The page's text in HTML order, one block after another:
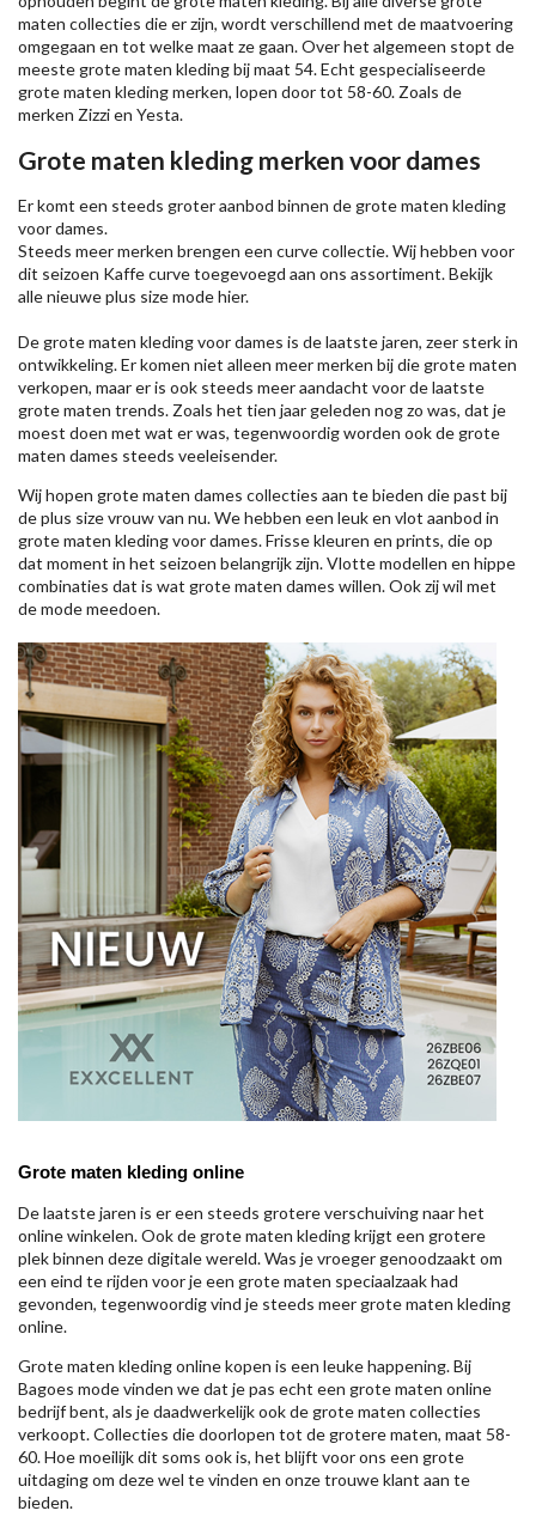
maten collecties die er zijn, wordt verschillend met de maatvoering
omgegaan en tot welke maat ze gaan. Over het algemeen stopt de
meeste grote maten kleding bij maat 54. Echt gespecialiseerde
grote maten kleding merken, lopen door tot 58-60. Zoals de
merken Zizzien Yesta.
Grote maten kleding merken voor dames
Er komt een steeds groter aanbod binnen de grote maten kleding
voor dames.
Steeds meer merken brengen een curve collectie. Wij hebben voor
dit seizoen Kaffecurve toegevoegd aan ons assortiment. Bekijk
alle nieuweplus size modehier.
De grote maten kleding voor dames is de laatste jaren, zeer sterk in
ontwikkeling. Er komen niet alleen meer merken bij die grote maten
verkopen, maar er is ook steeds meer aandacht voor de laatste
grote maten trends. Zoals het tien jaar geleden nog zo was, dat je
moest doen met wat er was, tegenwoordig worden ook de grote
maten dames steeds veeleisender.
Wij hopen grote maten dames collecties aan te bieden die past bij
de plus size vrouw van nu. We hebben een leuk en vlot aanbod in
grote maten kleding voor dames. Frisse kleuren en prints, die op
dat moment in het seizoen belangrijk zijn. Vlotte modellen en hippe
combinaties dat is wat grote maten dames willen. Ook zij wil met
de mode meedoen.
Grote maten kleding online
De laatste jaren is er een steeds grotere verschuiving naar het
online winkelen. Ook de grote maten kleding krijgt een grotere
plek binnen deze digitale wereld. Was je vroeger genoodzaakt om
een eind te rijden voor je een grote maten speciaalzaak had
gevonden, tegenwoordig vind je steeds meer grote maten kleding
online.
Grote maten kleding online kopen is een leuke happening. Bij
Bagoes mode vinden we dat je pas echt een grote maten online
bedrijf bent, als je daadwerkelijk ook de grote maten collecties
verkoopt. Collecties die doorlopen tot de grotere maten, maat 58-
60. Hoe moeilijk dit soms ook is, het blijft voor ons een grote
uitdaging om deze wel te vinden en onze trouwe klant aan te
bieden.